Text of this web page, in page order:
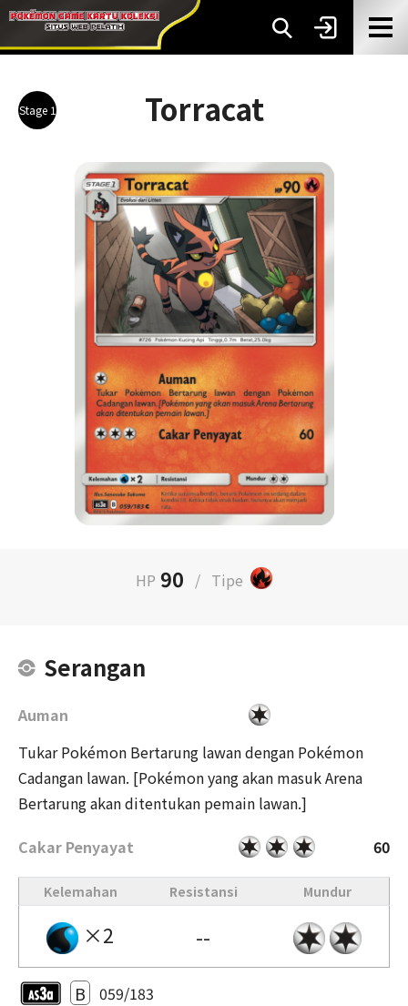
Stage 1 Torracat
HP 90 / Tipe
Serangan
Auman
Tukar Pokémon Bertarung lawan dengan Pokémon
Cadangan lawan. [Pokémon yang akan masuk Arena
Bertarung akan ditentukan pemain lawan.]
Cakar Penyayat
60
Kelemahan Resistansi Mundur
×2 --
B 059/183